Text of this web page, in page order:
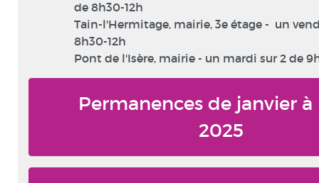
de 8h30-12h
Tain-l'Hermitage, mairie, 3e étage - un
8h30-12h
Pont de l'Isère, mairie - un mardi sur 2 de
Permanences de janvier à
2025